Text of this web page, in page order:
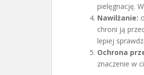
pielęgnację.
Nawilżanie:
chroni ją
lepiej
Ochrona
znaczenie w